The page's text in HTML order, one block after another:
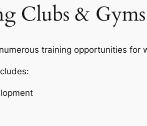
Clubs & Gyms
training opportunities for